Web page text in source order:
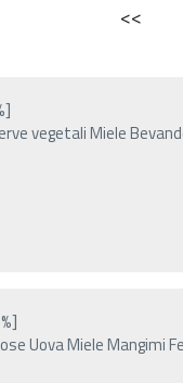
<<
vegetali Miele
Uova Miele